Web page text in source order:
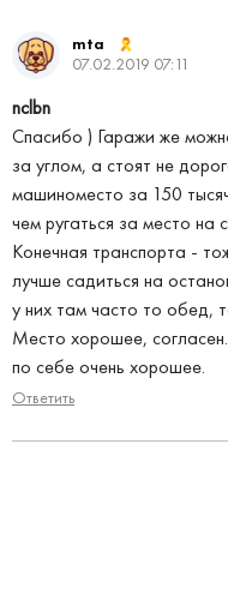
mta
07.02.2019 07:11
nclbn
Спасибо ) Гаражи же
за углом, а стоят не
машиноместо за 150
чем ругаться за место на
Конечная транспорта -
лучше садиться на
у них там часто то обед,
Место хорошее,
по себе очень хорошее.
Ответить